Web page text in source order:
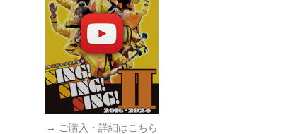
→ ご購入・詳細はこちら